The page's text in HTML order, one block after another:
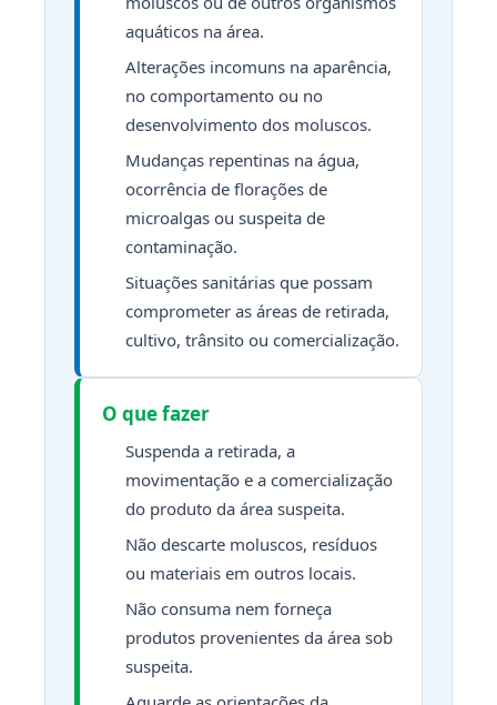
aquáticos na área.
Alterações incomuns na aparência,
no comportamento ou no
desenvolvimento dos moluscos.
Mudanças repentinas na água,
ocorrência de florações de
microalgas ou suspeita de
contaminação.
Situações sanitárias que possam
comprometer as áreas de retirada,
cultivo, trânsito ou comercialização.
O que fazer
Suspenda a retirada, a
movimentação e a comercialização
do produto da área suspeita.
Não descarte moluscos, resíduos
ou materiais em outros locais.
Não consuma nem forneça
produtos provenientes da área sob
suspeita.